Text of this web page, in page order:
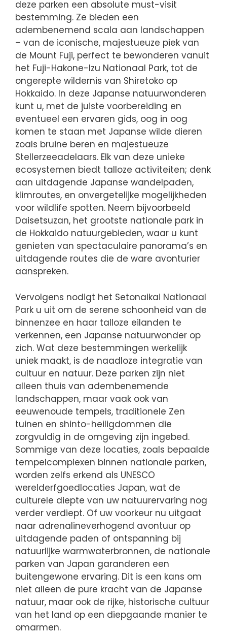
deze parken een absolute must-visit
bestemming. Ze bieden een
adembenemend scala aan landschappen
– van de iconische, majestueuze piek van
de Mount Fuji, perfect te bewonderen vanuit
het Fuji-Hakone-Izu Nationaal Park, tot de
ongerepte wildernis van Shiretoko op
Hokkaido. In deze Japanse natuurwonderen
kunt u, met de juiste voorbereiding en
eventueel een ervaren gids, oog in oog
komen te staan met Japanse wilde dieren
zoals bruine beren en majestueuze
Stellerzeeadelaars. Elk van deze unieke
ecosystemen biedt talloze activiteiten; denk
aan uitdagende Japanse wandelpaden,
klimroutes, en onvergetelijke mogelijkheden
voor wildlife spotten. Neem bijvoorbeeld
Daisetsuzan, het grootste nationale park in
de Hokkaido natuurgebieden, waar u kunt
genieten van spectaculaire panorama’s en
uitdagende routes die de ware avonturier
aanspreken.
Vervolgens nodigt het Setonaikai Nationaal
Park u uit om de serene schoonheid van de
binnenzee en haar talloze eilanden te
verkennen, een Japanse natuurwonder op
zich. Wat deze bestemmingen werkelijk
uniek maakt, is de naadloze integratie van
cultuur en natuur. Deze parken zijn niet
alleen thuis van adembenemende
landschappen, maar vaak ook van
eeuwenoude tempels, traditionele Zen
tuinen en shinto-heiligdommen die
zorgvuldig in de omgeving zijn ingebed.
Sommige van deze locaties, zoals bepaalde
tempelcomplexen binnen nationale parken,
worden zelfs erkend als UNESCO
werelderfgoedlocaties Japan, wat de
culturele diepte van uw natuurervaring nog
verder verdiept. Of uw voorkeur nu uitgaat
naar adrenalineverhogend avontuur op
uitdagende paden of ontspanning bij
natuurlijke warmwaterbronnen, de nationale
parken van Japan garanderen een
buitengewone ervaring. Dit is een kans om
niet alleen de pure kracht van de Japanse
natuur, maar ook de rijke, historische cultuur
van het land op een diepgaande manier te
omarmen.